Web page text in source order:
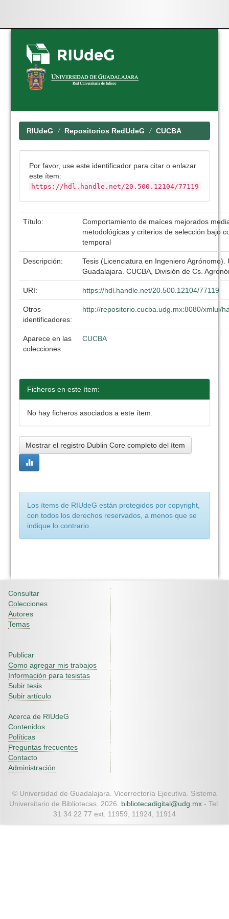
Skip
navigation
RIUdeG Repositorios RedUdeG CUCBA
Por favor, use este identificador para citar o enlazar
este ítem:
https://hdl.handle.net/20.500.12104/77119
Título:
Comportamiento de maíces mejorados
metodológicas y criterios de selección bajo
temporal
Descripción:
Tesis (Licenciatura en Ingeniero Agrónomo).
Guadalajara. CUCBA, División de Cs.
URI: https://hdl.handle.net/20.500.12104/77119
Otros
identificadores:
http://repositorio.cucba.udg.mx:8080/xmlui/
Aparece en las
colecciones:
CUCBA
Ficheros en este ítem:
No hay ficheros asociados a este ítem.
Mostrar el registro Dublin Core completo del ítem
Los ítems de RIUdeG están protegidos por copyright,
con todos los derechos reservados, a menos que se
indique lo contrario.
Consultar
Colecciones
Autores
Temas
Publicar
Como agregar mis trabajos
Información para tesistas
Subir tesis
Subir artículo
Acerca de RIUdeG
Contenidos
Políticas
Preguntas frecuentes
Contacto
Administración
© Universidad de Guadalajara. Vicerrectoría Ejecutiva. Sistema
Universitario de Bibliotecas. 2026. bibliotecadigital@udg.mx - Tel.
31 34 22 77 ext. 11959, 11924, 11914